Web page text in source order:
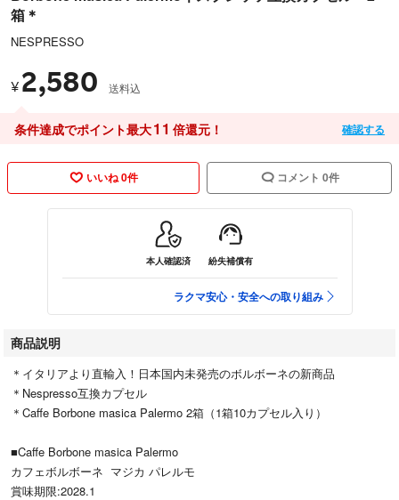
箱＊
NESPRESSO
¥ 2,580 送料込
条件達成でポイント最大11 倍還元！ 確認する
いいね 0件 コメント 0件
本人確認済 紛失補償有
ラクマ安心・安全への取り組み
商品説明
＊イタリアより直輸入！日本国内未発売のボルボーネの新商品
＊Nespresso互換カプセル
＊Caffe Borbone masica Palermo 2箱（1箱10カプセル入り）
■Caffe Borbone masica Palermo
カフェボルボーネ マジカ パレルモ
賞味期限:2028.1